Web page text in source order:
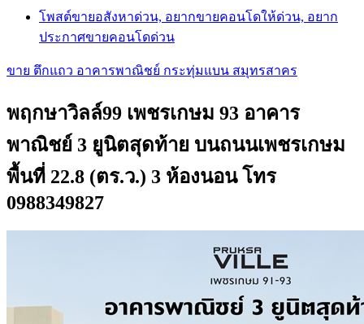
โพสต์ขายอสังหาด่วน, อยากขายคอนโดให้ด่วน, อยาก
ประกาศขายคอนโดด่วน
ขาย ตึกแถว อาคารพาณิชย์ กระทุ่มแบน สมุทรสาคร
พฤกษาวิลล์99 เพชรเกษม 93 อาคาร
พาณิชย์ 3 ยูนิตสุดท้าย บนถนนเพชรเกษม
พื้นที่ 22.8 (ตร.ว.) 3 ห้องนอน โทร
0988349827